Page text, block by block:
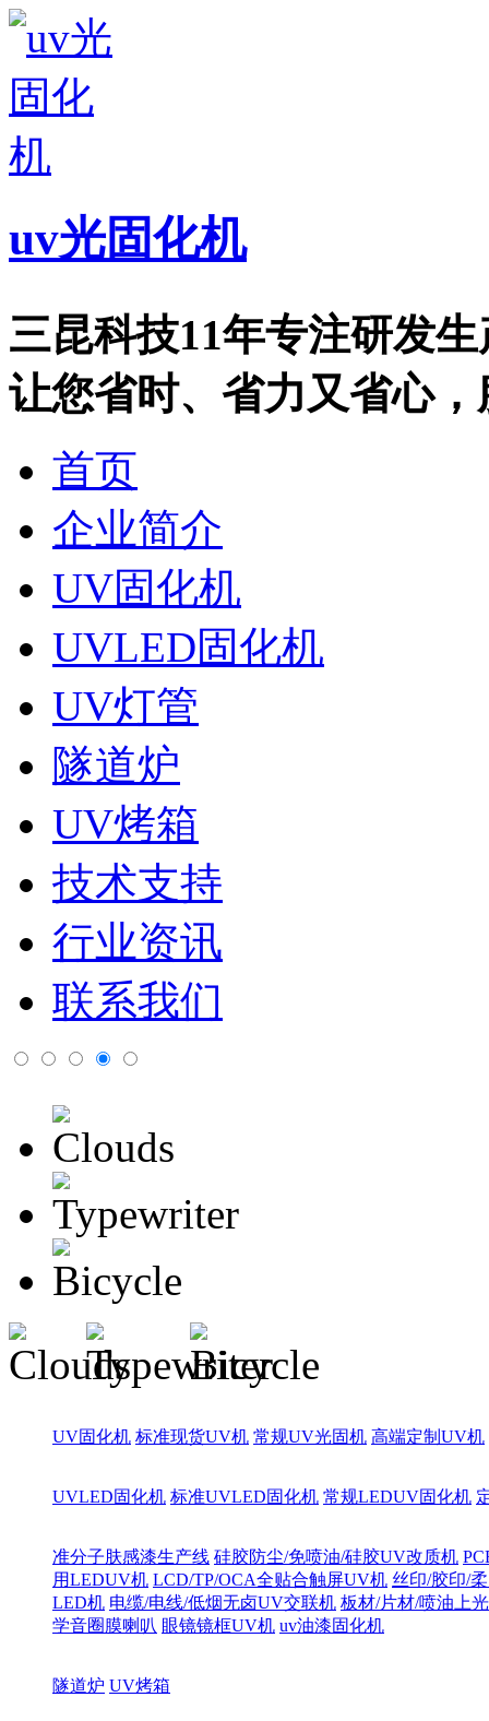
uv光固化机
三昆科技11年专注研发
让您省时、省力又省心，
首页
企业简介
UV固化机
UVLED固化机
UV灯管
隧道炉
UV烤箱
技术支持
行业资讯
联系我们
UV固化机 标准现货UV机 常规UV光固机 高端定制UV机
UVLED固化机 标准UVLED固化机 常规LEDUV固化机
准分子肤感漆生产线 硅胶防尘/免喷油/硅胶UV改质机
用LEDUV机 LCD/TP/OCA全贴合触屏UV机 丝印/胶印/
LED机 电缆/电线/低烟无卤UV交联机 板材/片材/喷油上
学音圈膜喇叭 眼镜镜框UV机 uv油漆固化机
隧道炉 UV烤箱